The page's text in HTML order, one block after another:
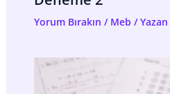
Yorum Bırakın / Meb / Yazan